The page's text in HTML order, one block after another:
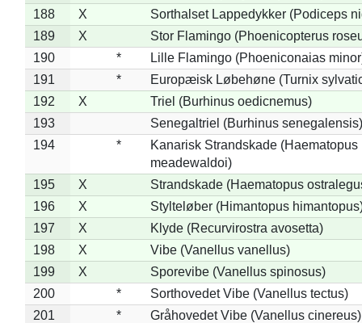
188
X
Sorthalset Lappedykker (Podiceps
189
X
Stor Flamingo (Phoenicopterus
190
*
Lille Flamingo (Phoeniconaias
191
*
Europæisk Løbehøne (Turnix
192
X
Triel (Burhinus oedicnemus)
193
Senegaltriel (Burhinus senegalensis)
194
*
Kanarisk Strandskade (Haematopus
meadewaldoi)
195
X
Strandskade (Haematopus
196
X
Stylteløber (Himantopus
197
X
Klyde (Recurvirostra avosetta)
198
X
Vibe (Vanellus vanellus)
199
X
Sporevibe (Vanellus spinosus)
200
*
Sorthovedet Vibe (Vanellus tectus)
201
*
Gråhovedet Vibe (Vanellus cinereus)